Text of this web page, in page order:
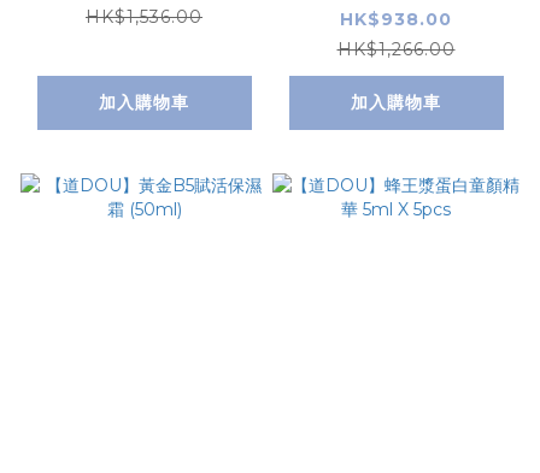
HK$1,536.00
加入購物車
HK$938.00
HK$1,266.00
加入購物車